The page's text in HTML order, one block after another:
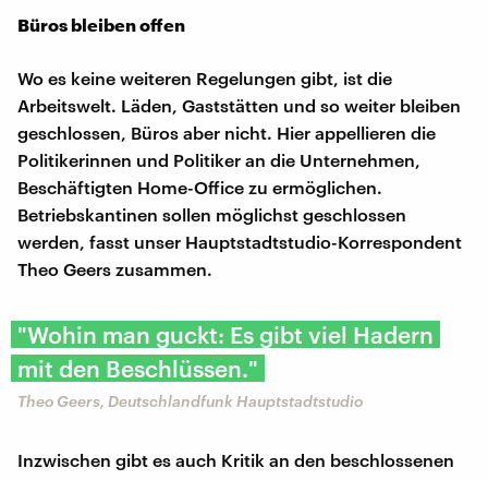
Büros bleiben offen
Wo es keine weiteren Regelungen gibt, ist die
Arbeitswelt. Läden, Gaststätten und so weiter bleiben
geschlossen, Büros aber nicht. Hier appellieren die
Politikerinnen und Politiker an die Unternehmen,
Beschäftigten Home-Office zu ermöglichen.
Betriebskantinen sollen möglichst geschlossen
werden, fasst unser Hauptstadtstudio-Korrespondent
Theo Geers zusammen.
"Wohin man guckt: Es gibt viel Hadern
mit den Beschlüssen."
Theo Geers, Deutschlandfunk Hauptstadtstudio
Inzwischen gibt es auch Kritik an den beschlossenen